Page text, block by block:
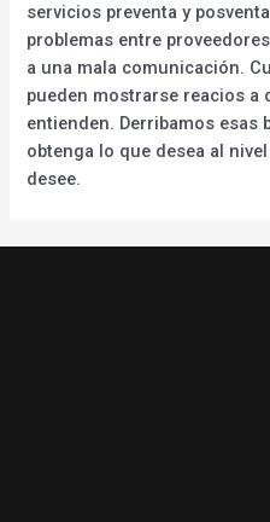
servicios preventa y
problemas entre
a una mala comunicación.
pueden mostrarse reacios a
entienden. Derribamos esas
obtenga lo que desea al
desee.